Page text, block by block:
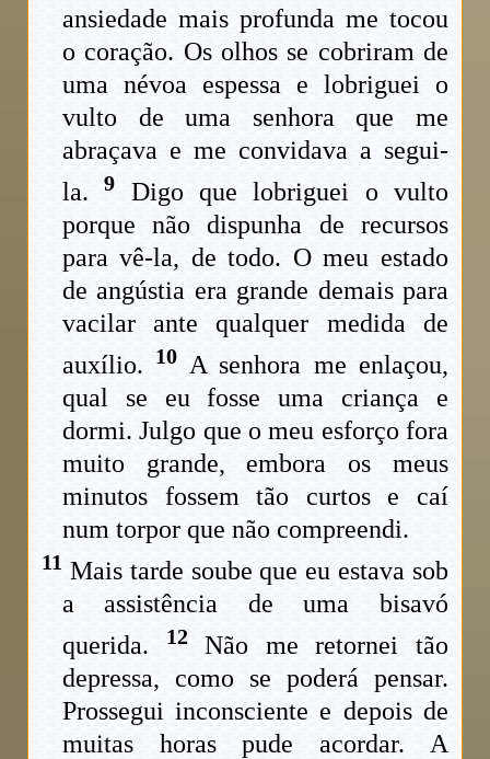
ansiedade mais profunda me tocou
o coração. Os olhos se cobriram de
uma névoa espessa e lobriguei o
vulto de uma senhora que me
abraçava e me convidava a segui-
la.9
Digo que lobriguei o vulto
porque não dispunha de recursos
para vê-la, de todo. O meu estado
de angústia era grande demais para
vacilar ante qualquer medida de
auxílio. 10 A senhora me enlaçou,
qual se eu fosse uma criança e
dormi. Julgo que o meu esforço fora
muito grande, embora os meus
minutos fossem tão curtos e caí
num torpor que não compreendi.
11 Mais tarde soube que eu estava sob
a assistência de uma bisavó
querida.
12Não me retornei tão
depressa, como se poderá pensar.
Prossegui inconsciente e depois de
muitas horas pude acordar. A